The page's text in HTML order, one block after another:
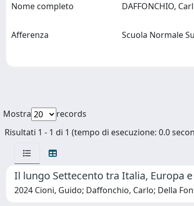
Nome completo DAFFONCHIO,
Afferenza Scuola Normale
Mostra
records
Risultati 1 - 1 di 1 (tempo di esecuzione: 0.0
Il lungo Settecento tra Italia, Europa
2024 Cioni, Guido; Daffonchio, Carlo; Della